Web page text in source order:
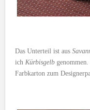
Das Unterteil ist aus
ich Kürbisgelb
Farbkarton zum